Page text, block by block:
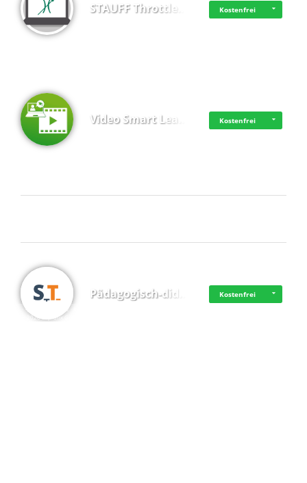
STAUFF Throttle… Kostenfrei
Video Smart Lea… Kostenfrei
Pädagogisch-did… Kostenfrei
· Datenschutz·
© 2016 - 2026 SupraTix GmbH oder Partnergesellschaften - Alle Rechte vorbehalten.